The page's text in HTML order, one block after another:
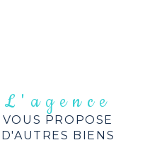
L'agence
VOUS PROPOSE
D'AUTRES BIENS